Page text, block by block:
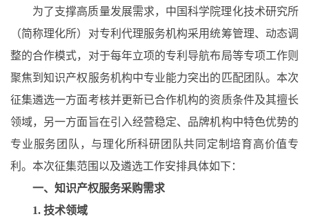
为了支撑高质量发展需求，中国科学院理化技术研究所
（简称理化所）对专利代理服务机构采用统筹管理、动态调
整的合作模式，对于每年立项的专利导航布局等专项工作则
聚焦到知识产权服务机构中专业能力突出的匹配团队。本次
征集遴选一方面考核并更新已合作机构的资质条件及其擅长
领域，另一方面旨在引入经营稳定、品牌机构中特色优势的
专业服务团队，与理化所科研团队共同定制培育高价值专
利。本次征集范围以及遴选工作安排具体如下：
一、 知识产权服务采购需求
1. 技术领域